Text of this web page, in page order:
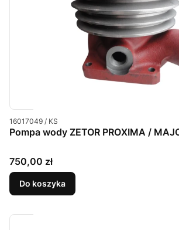
Kod produktu
16017049 / KS
Pompa wody ZETOR PROXIMA /
Cena
750,00 zł
Do koszyka